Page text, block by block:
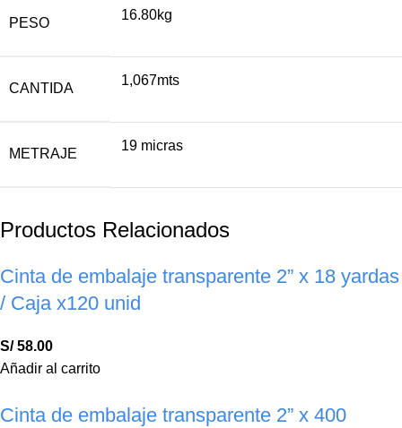
PESO
16.80kg
CANTIDA
1,067mts
METRAJE
19 micras
Productos Relacionados
Cinta de embalaje transparente 2” x 18 yardas
/ Caja x120 unid
S/58.00
Añadir al carrito
Cinta de embalaje transparente 2” x 400